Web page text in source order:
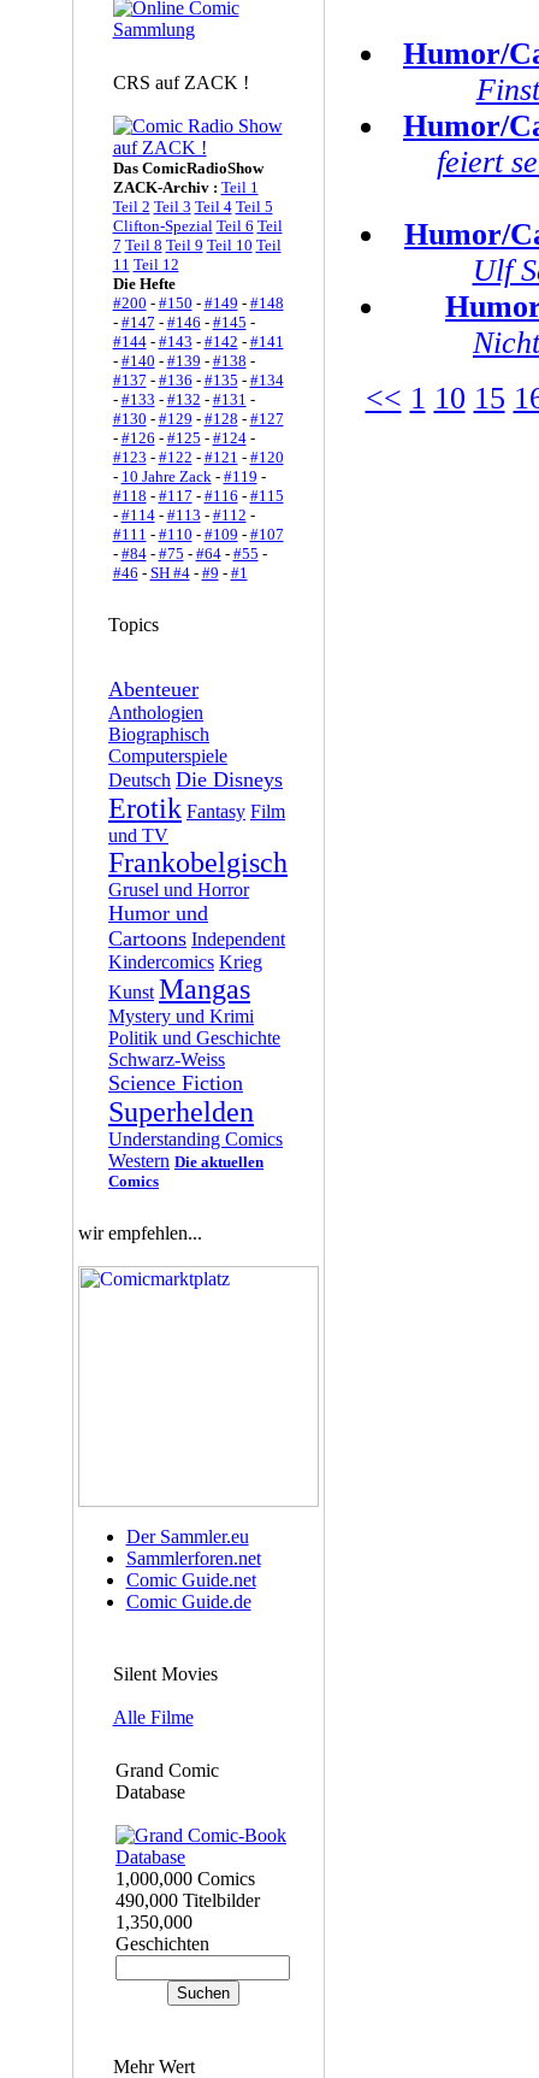
CRS auf ZACK !
Das ComicRadioShow
ZACK-Archiv : Teil 1
Teil 2 Teil 3 Teil 4 Teil 5
Clifton-Spezial Teil 6 Teil
7 Teil 8 Teil 9 Teil 10 Teil
11 Teil 12
Die Hefte
#200 - #150 - #149 - #148
- #147 - #146 - #145 -
#144- #143 - #142 - #141
- #140 - #139 - #138 -
#137 - #136 - #135 - #134
- #133 - #132 - #131 -
#130 - #129 - #128 - #127
- #126 - #125 - #124-
#123 - #122 - #121 - #120
- 10 Jahre Zack- #119 -
#118 - #117 - #116 - #115
- #114- #113 - #112 -
#111 - #110 - #109 - #107
- #84- #75 - #64- #55 -
#46 - SH #4- #9 - #1
Topics
Abenteuer
Anthologien
Biographisch
Computerspiele
Deutsch Die Disneys
Erotik Fantasy Film
und TV
Frankobelgisch
Grusel und Horror
Humor und
Cartoons Independent
Kindercomics Krieg
Kunst Mangas
Mystery und Krimi
Politik und Geschichte
Schwarz-Weiss
Science Fiction
Superhelden
Understanding Comics
Western Die aktuellen
Comics
wir empfehlen...
Der Sammler.eu
Sammlerforen.net
Comic Guide.net
Comic Guide.de
Silent Movies
Alle Filme
Grand Comic
Database
1,000,000 Comics
490,000 Titelbilder
1,350,000
Geschichten
Mehr Wert
Humor/
Humor/
feiert
Humor/
Ulf
<< 1 10 15